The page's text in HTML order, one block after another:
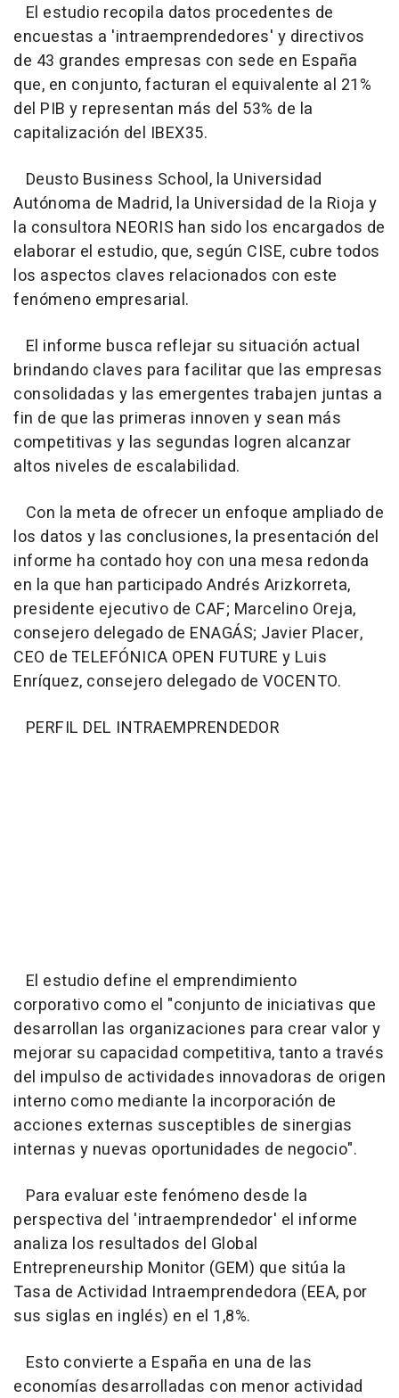
El estudio recopila datos procedentes de
encuestas a 'intraemprendedores' y directivos
de 43 grandes empresas con sede en España
que, en conjunto, facturan el equivalente al 21%
del PIB y representan más del 53% de la
capitalización del IBEX35.
Deusto Business School, la Universidad
Autónoma de Madrid, la Universidad de la Rioja y
la consultora NEORIS han sido los encargados de
elaborar el estudio, que, según CISE, cubre todos
los aspectos claves relacionados con este
fenómeno empresarial.
El informe busca reflejar su situación actual
brindando claves para facilitar que las empresas
consolidadas y las emergentes trabajen juntas a
fin de que las primeras innoven y sean más
competitivas y las segundas logren alcanzar
altos niveles de escalabilidad.
Con la meta de ofrecer un enfoque ampliado de
los datos y las conclusiones, la presentación del
informe ha contado hoy con una mesa redonda
en la que han participado Andrés Arizkorreta,
presidente ejecutivo de CAF; Marcelino Oreja,
consejero delegado de ENAGÁS; Javier Placer,
CEO de TELEFÓNICA OPEN FUTURE y Luis
Enríquez, consejero delegado de VOCENTO.
PERFIL DEL INTRAEMPRENDEDOR
El estudio define el emprendimiento
corporativo como el "conjunto de iniciativas que
desarrollan las organizaciones para crear valor y
mejorar su capacidad competitiva, tanto a través
del impulso de actividades innovadoras de origen
interno como mediante la incorporación de
acciones externas susceptibles de sinergias
internas y nuevas oportunidades de negocio".
Para evaluar este fenómeno desde la
perspectiva del 'intraemprendedor' el informe
analiza los resultados del Global
Entrepreneurship Monitor (GEM) que sitúa la
Tasa de Actividad Intraemprendedora (EEA, por
sus siglas en inglés) en el 1,8%.
Esto convierte a España en una de las
economías desarrolladas con menor actividad